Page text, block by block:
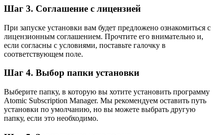
Шаг 3. Соглашение с лицензией
При запуске установки вам будет предложено ознакомиться с
лицензионным соглашением. Прочтите его внимательно и,
если согласны с условиями, поставьте галочку в
соответствующем поле.
Шаг 4. Выбор папки установки
Выберите папку, в которую вы хотите установить программу
Atomic Subscription Manager. Мы рекомендуем оставить путь
установки по умолчанию, но вы можете выбрать другую
папку, если это необходимо.